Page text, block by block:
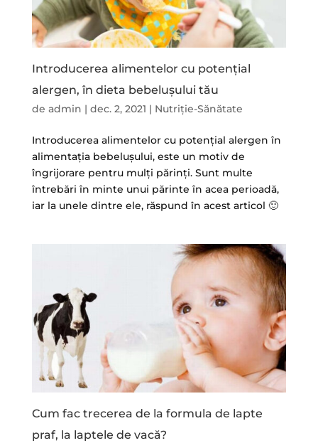
Introducerea alimentelor cu potențial
alergen, în dieta bebelușului tău
de admin | dec. 2, 2021 | Nutriție-Sănătate
Introducerea alimentelor cu potențial alergen în
alimentația bebelușului, este un motiv de
îngrijorare pentru mulți părinți. Sunt multe
întrebări în minte unui părinte în acea perioadă,
iar la unele dintre ele, răspund în acest articol 🙂
Cum fac trecerea de la formula de lapte
praf, la laptele de vacă?